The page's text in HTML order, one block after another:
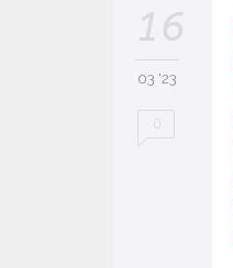
16
03 '23
0